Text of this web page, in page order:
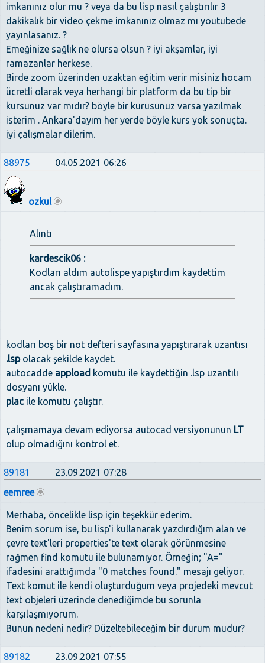
imkanınız olur mu ? veya da bu lisp nasıl çalıştırılır 3
dakikalık bir video çekme imkanınız olmaz mı youtubede
yayınlasanız. ?
Emeğinize sağlık ne olursa olsun ? iyi akşamlar, iyi
ramazanlar herkese.
Birde zoom üzerinden uzaktan eğitim verir misiniz hocam
ücretli olarak veya herhangi bir platform da bu tip bir
kursunuz var mıdır? böyle bir kurusunuz varsa yazılmak
isterim . Ankara'dayım her yerde böyle kurs yok sonuçta.
iyi çalışmalar dilerim.
88975 04.05.2021 06:26
ozkul
Alıntı
kardescik06 :
Kodları aldım autolispe yapıştırdım kaydettim
ancak çalıştıramadım.
kodları boş bir not defteri sayfasına yapıştırarak uzantısı
.lspolacak şekilde kaydet.
autocadde appload komutu ile kaydettiğin .lsp uzantılı
dosyanı yükle.
plac ile komutu çalıştır.
çalışmamaya devam ediyorsa autocad versiyonunun LT
olup olmadığını kontrol et.
89181
23.09.2021 07:28
eemree
Merhaba, öncelikle lisp için teşekkür ederim.
Benim sorum ise, bu lisp'i kullanarak yazdırdığım alan ve
çevre text'leri properties'te text olarak görünmesine
rağmen find komutu ile bulunamıyor. Örneğin; "A="
ifadesini arattığımda "0 matches found." mesajı geliyor.
Text komut ile kendi oluşturduğum veya projedeki mevcut
text objeleri üzerinde denediğimde bu sorunla
karşılaşmıyorum.
Bunun nedeni nedir? Düzeltebileceğim bir durum mudur?
89182
23.09.2021 07:55